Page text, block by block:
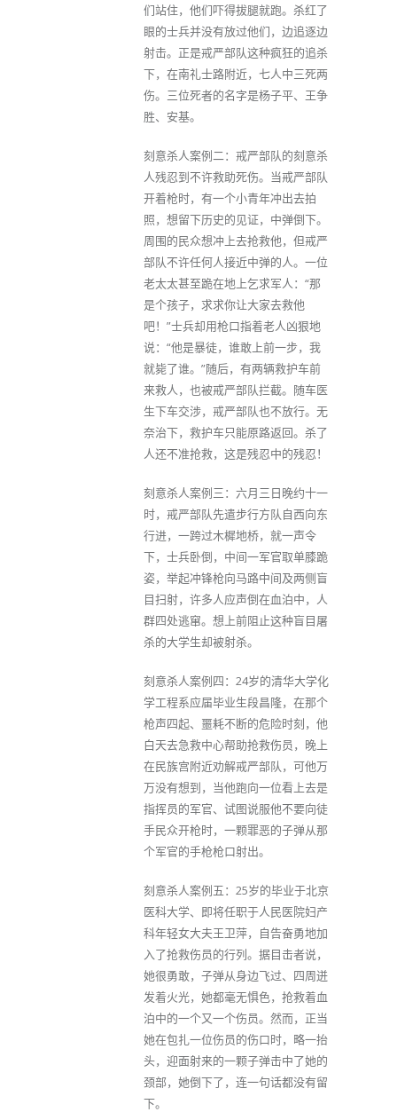
们站住，他们吓得拔腿就跑。杀红了
眼的士兵并没有放过他们，边追逐边
射击。正是戒严部队这种疯狂的追杀
下，在南礼士路附近，七人中三死两
伤。三位死者的名字是杨子平、王争
胜、安基。
刻意杀人案例二：戒严部队的刻意杀
人残忍到不许救助死伤。当戒严部队
开着枪时，有一个小青年冲出去拍
照，想留下历史的见证，中弹倒下。
周围的民众想冲上去抢救他，但戒严
部队不许任何人接近中弹的人。一位
老太太甚至跪在地上乞求军人：“那
是个孩子，求求你让大家去救他
吧！”士兵却用枪口指着老人凶狠地
说：“他是暴徒，谁敢上前一步，我
就毙了谁。”随后，有两辆救护车前
来救人，也被戒严部队拦截。随车医
生下车交涉，戒严部队也不放行。无
奈治下，救护车只能原路返回。杀了
人还不准抢救，这是残忍中的残忍！
刻意杀人案例三：六月三日晚约十一
时，戒严部队先遣步行方队自西向东
行进，一跨过木樨地桥，就一声令
下，士兵卧倒，中间一军官取单膝跪
姿，举起冲锋枪向马路中间及两侧盲
目扫射，许多人应声倒在血泊中，人
群四处逃窜。想上前阻止这种盲目屠
杀的大学生却被射杀。
刻意杀人案例四：24岁的清华大学化
学工程系应届毕业生段昌隆，在那个
枪声四起、噩耗不断的危险时刻，他
白天去急救中心帮助抢救伤员，晚上
在民族宫附近劝解戒严部队，可他万
万没有想到，当他跑向一位看上去是
指挥员的军官、试图说服他不要向徒
手民众开枪时，一颗罪恶的子弹从那
个军官的手枪枪口射出。
刻意杀人案例五：25岁的毕业于北京
医科大学、即将任职于人民医院妇产
科年轻女大夫王卫萍，自告奋勇地加
入了抢救伤员的行列。据目击者说，
她很勇敢，子弹从身边飞过、四周迸
发着火光，她都毫无惧色，抢救着血
泊中的一个又一个伤员。然而，正当
她在包扎一位伤员的伤口时，略一抬
头，迎面射来的一颗子弹击中了她的
颈部，她倒下了，连一句话都没有留
下。